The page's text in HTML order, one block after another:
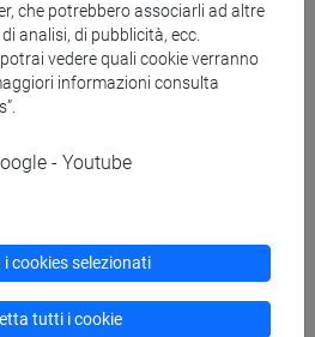
che potrebbero associarli ad altre
analisi, di pubblicità, ecc.
vedere quali cookie verranno
informazioni consulta
- Youtube
cookies selezionati
tutti i cookie